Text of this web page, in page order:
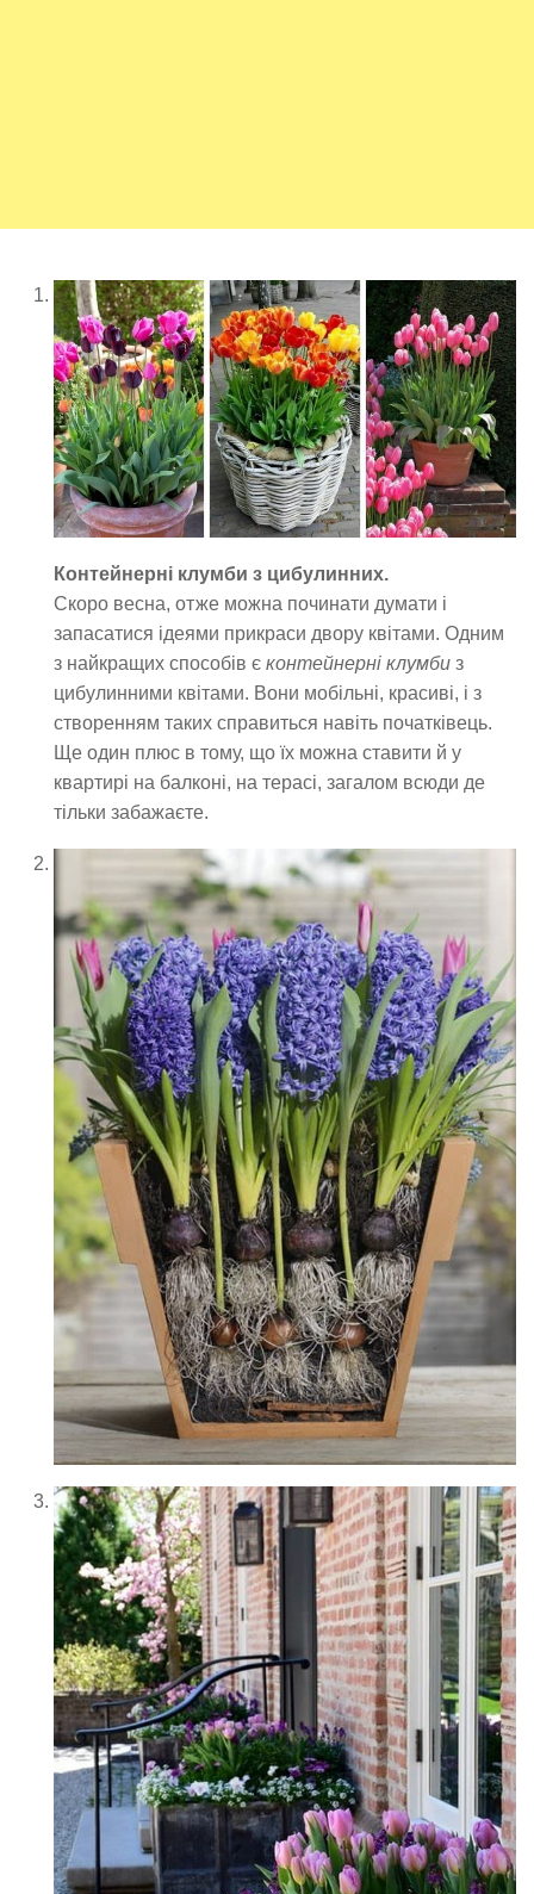
Контейнерні клумби з цибулинних.
Скоро весна, отже можна починати думати і
запасатися ідеями прикраси двору квітами. Одним
з найкращих способів є контейнерні клумби з
цибулинними квітами. Вони мобільні, красиві, і з
створенням таких справиться навіть початківець.
Ще один плюс в тому, що їх можна ставити й у
квартирі на балконі, на терасі, загалом всюди де
тільки забажаєте.